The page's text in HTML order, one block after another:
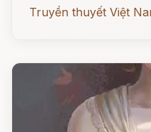
Truyền thuyết Việt